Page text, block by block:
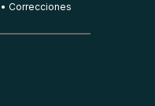
Correcciones